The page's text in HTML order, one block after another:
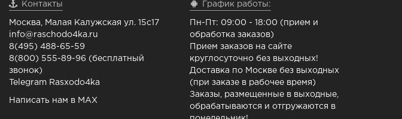
Контакты
Москва, Малая Калужская ул. 15с17
info@raschodo4ka.ru
8(495) 488-65-59
8(800) 555-89-96 (бесплатный
звонок)
Telegram Rasxodo4ka
Написать нам в MAX
График работы:
Пн-Пт: 09:00 - 18:00 (прием и
обработка заказов)
Прием заказов на сайте
круглосуточно без выходных!
Доставка по Москве без выходных
(при заказе в рабочее время)
Заказы, размещенные в выходные,
обрабатываются и отгружаются в